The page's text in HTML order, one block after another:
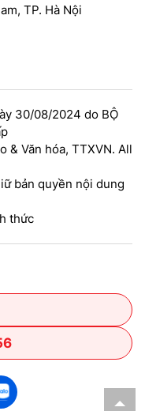
TP. Hà Nội
30/08/2024 do BỘ
Văn hóa, TTXVN. All
bản quyền nội dung
thức